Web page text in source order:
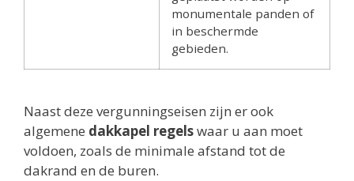
monumentale panden of
in beschermde
gebieden.
Naast deze vergunningseisen zijn er ook
algemene dakkapel regelswaar u aan moet
voldoen, zoals de minimale afstand tot de
dakrand en de buren.